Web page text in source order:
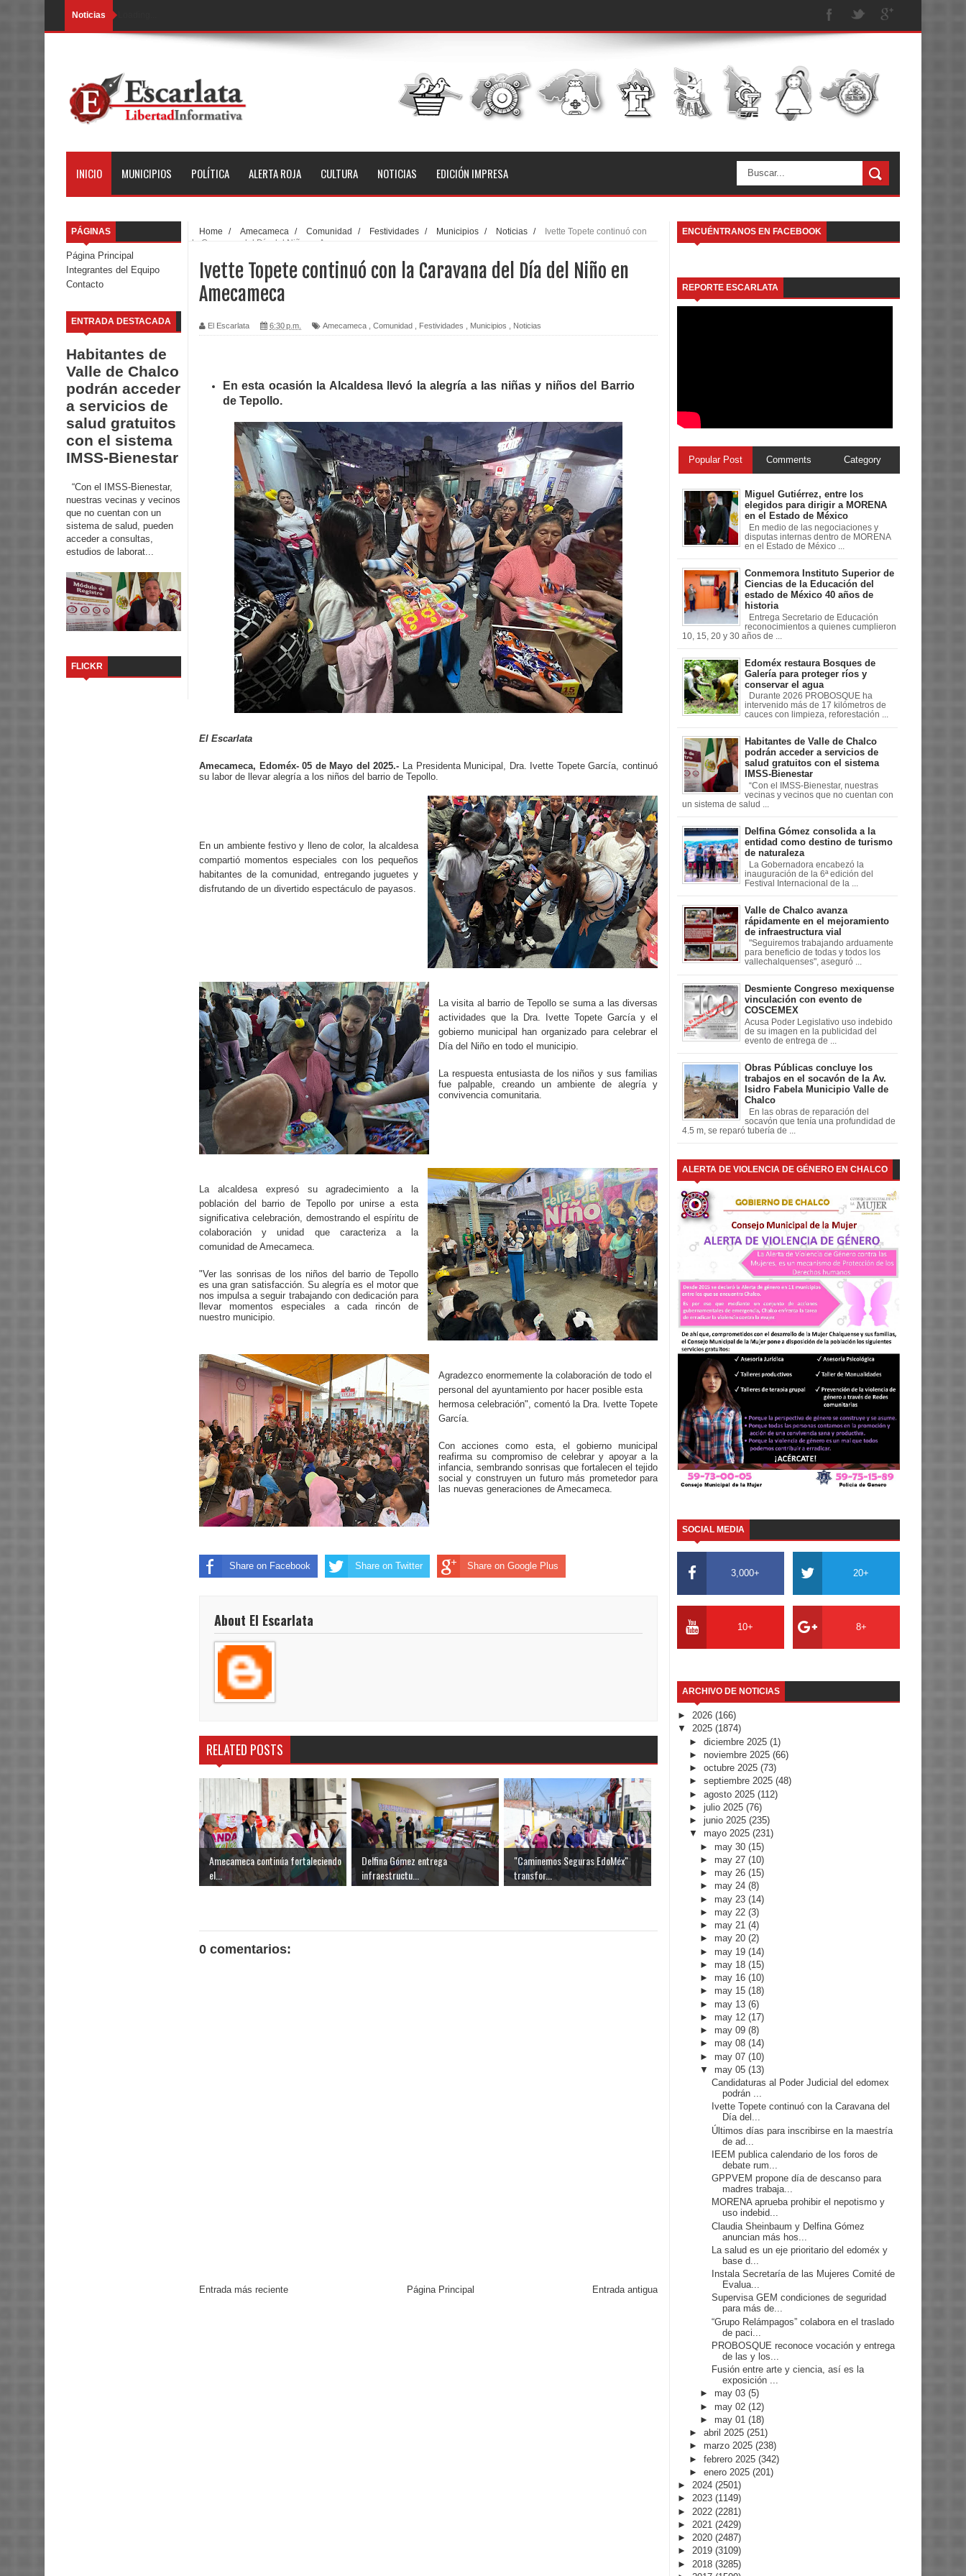
Noticias
INICIO MUNICIPIOS POLÍTICA ALERTA ROJA CULTURA NOTICIAS EDICIÓN IMPRESA
PÁGINAS
Página Principal
Integrantes del Equipo
Contacto
ENTRADA DESTACADA
Habitantes de
Valle de Chalco
podrán acceder
a servicios de
salud gratuitos
con el sistema
IMSS-Bienestar
“Con el IMSS-Bienestar,
nuestras vecinas y vecinos
que no cuentan con un
sistema de salud, pueden
acceder a consultas,
estudios de laborat...
FLICKR
Home / Amecameca / Comunidad / Festividades / Municipios / Noticias /
Ivette Topete continuó con
la Caravana del Día del Niño en Amecameca
Ivette Topete continuó con la Caravana del Día del Niño en
Amecameca
El Escarlata 6:30 p.m. Amecameca Comunidad Festividades Municipios Noticias
En esta ocasión la Alcaldesa llevó la alegría a las niñas y niños del Barrio
de Tepollo.
El Escarlata
Amecameca, Edoméx- 05 de Mayo del 2025.- La Presidenta Municipal, Dra. Ivette Topete García, continuó
su labor de llevar alegría a los niños del barrio de Tepollo.
En un ambiente festivo y lleno de color, la alcaldesa
compartió momentos especiales con los pequeños
habitantes de la comunidad, entregando juguetes y
disfrutando de un divertido espectáculo de payasos.
La visita al barrio de Tepollo se suma a las diversas
actividades que la Dra. Ivette Topete García y el
gobierno municipal han organizado para celebrar el
Día del Niño en todo el municipio.
La respuesta entusiasta de los niños y sus familias
fue palpable, creando un ambiente de alegría y
convivencia comunitaria.
La alcaldesa expresó su agradecimiento a la
población del barrio de Tepollo por unirse a esta
significativa celebración, demostrando el espíritu de
colaboración y unidad que caracteriza a la
comunidad de Amecameca.
"Ver las sonrisas de los niños del barrio de Tepollo
es una gran satisfacción. Su alegría es el motor que
nos impulsa a seguir trabajando con dedicación para
llevar momentos especiales a cada rincón de
nuestro municipio.
Agradezco enormemente la colaboración de todo el
personal del ayuntamiento por hacer posible esta
hermosa celebración", comentó la Dra. Ivette Topete
García.
Con acciones como esta, el gobierno municipal
reafirma su compromiso de celebrar y apoyar a la
infancia, sembrando sonrisas que fortalecen el tejido
social y construyen un futuro más prometedor para
las nuevas generaciones de Amecameca.
Share on Facebook Share on Twitter Share on Google Plus
About El Escarlata
RELATED POSTS
Amecameca continúa fortaleciendo
el...
Delfina Gómez entrega
infraestructu...
"Caminemos Seguras EdoMéx"
transfor...
0 comentarios:
Entrada más reciente Entrada antigua
Página Principal
ENCUÉNTRANOS EN FACEBOOK
REPORTE ESCARLATA
Popular Post Comments Category
Miguel Gutiérrez, entre los
elegidos para dirigir a MORENA
en el Estado de México
En medio de las negociaciones y
disputas internas dentro de MORENA
en el Estado de México ...
Conmemora Instituto Superior de
Ciencias de la Educación del
estado de México 40 años de
historia
Entrega Secretario de Educación
reconocimientos a quienes cumplieron
10, 15, 20 y 30 años de ...
Edoméx restaura Bosques de
Galería para proteger ríos y
conservar el agua
Durante 2026 PROBOSQUE ha
intervenido más de 17 kilómetros de
cauces con limpieza, reforestación ...
Habitantes de Valle de Chalco
podrán acceder a servicios de
salud gratuitos con el sistema
IMSS-Bienestar
“Con el IMSS-Bienestar, nuestras
vecinas y vecinos que no cuentan con
un sistema de salud ...
Delfina Gómez consolida a la
entidad como destino de turismo
de naturaleza
La Gobernadora encabezó la
inauguración de la 6ª edición del
Festival Internacional de la ...
Valle de Chalco avanza
rápidamente en el mejoramiento
de infraestructura vial
"Seguiremos trabajando arduamente
para beneficio de todas y todos los
vallechalquenses", aseguró ...
Desmiente Congreso mexiquense
vinculación con evento de
COSCEMEX
Acusa Poder Legislativo uso indebido
de su imagen en la publicidad del
evento de entrega de ...
Obras Públicas concluye los
trabajos en el socavón de la Av.
Isidro Fabela Municipio Valle de
Chalco
En las obras de reparación del
socavón que tenía una profundidad de
4.5 m, se reparó tubería de ...
ALERTA DE VIOLENCIA DE GÉNERO EN CHALCO
SOCIAL MEDIA
3,000+ 20+
10+ 8+
ARCHIVO DE NOTICIAS
► 2026 (166)
▼ 2025 (1874)
► diciembre 2025 (1)
► noviembre 2025 (66)
► octubre 2025 (73)
► septiembre 2025 (48)
► agosto 2025 (112)
► julio 2025 (76)
► junio 2025 (235)
▼ mayo 2025 (231)
► may 30(15)
► may 27(10)
► may 26(15)
► may 24(8)
► may 23(14)
► may 22(3)
► may 21(4)
► may 20(2)
► may 19(14)
► may 18(15)
► may 16(10)
► may 15(18)
► may 13(6)
► may 12(17)
► may 09(8)
► may 08(14)
► may 07(10)
▼ may 05(13)
Candidaturas al Poder Judicial del edomex
podrán ...
Ivette Topete continuó con la Caravana del
Día del...
Últimos días para inscribirse en la maestría
de ad...
IEEM publica calendario de los foros de
debate rum...
GPPVEM propone día de descanso para
madres trabaja...
MORENA aprueba prohibir el nepotismo y
uso indebid...
Claudia Sheinbaum y Delfina Gómez
anuncian más hos...
La salud es un eje prioritario del edoméx y
base d...
Instala Secretaría de las Mujeres Comité de
Evalua...
Supervisa GEM condiciones de seguridad
para más de...
“Grupo Relámpagos” colabora en el traslado
de paci...
PROBOSQUE reconoce vocación y entrega
de las y los...
Fusión entre arte y ciencia, así es la
exposición ...
► may 03(5)
► may 02(12)
► may 01(18)
► abril 2025 (251)
► marzo 2025 (238)
► febrero 2025 (342)
► enero 2025 (201)
► 2024 (2501)
► 2023 (1149)
► 2022 (2281)
► 2021 (2429)
► 2020 (2487)
► 2019 (3109)
► 2018 (3285)